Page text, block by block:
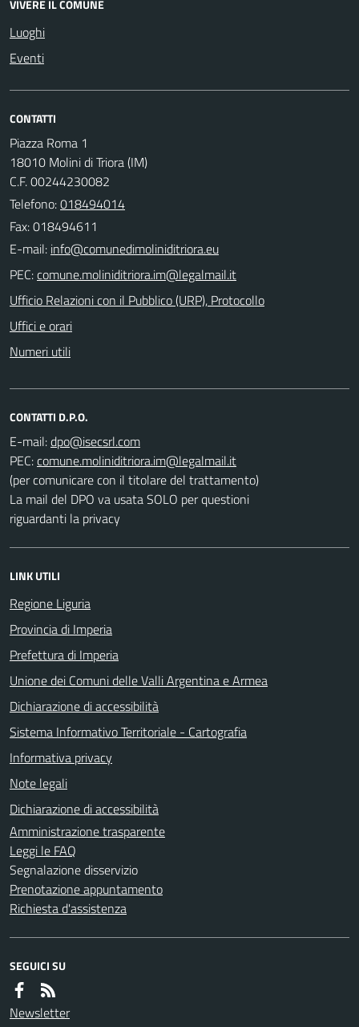
VIVERE IL COMUNE
Luoghi
Eventi
CONTATTI
Piazza Roma 1
18010 Molini di Triora (IM)
C.F. 00244230082
Telefono:018494014
Fax: 018494611
E-mail:
PEC:
Ufficio Relazioni con il Pubblico (URP), Protocollo
Uffici e orari
Numeri utili
CONTATTI D.P.O.
E-mail:
PEC:
(per comunicare con il titolare del trattamento)
La mail del DPO va usata SOLO per questioni
riguardanti la privacy
LINK UTILI
Regione Liguria
Provincia di Imperia
Prefettura di Imperia
Unione dei Comuni delle Valli Argentina e Armea
Dichiarazione di accessibilità
Sistema Informativo Territoriale - Cartografia
Informativa privacy
Note legali
Dichiarazione di accessibilità
Amministrazione trasparente
Leggi le FAQ
Segnalazione disservizio
Prenotazione appuntamento
Richiesta d'assistenza
SEGUICI SU
Newsletter